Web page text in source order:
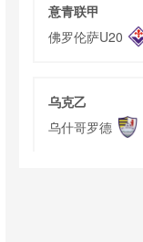
意青联甲
佛罗伦萨U20
乌克乙
乌什哥罗德